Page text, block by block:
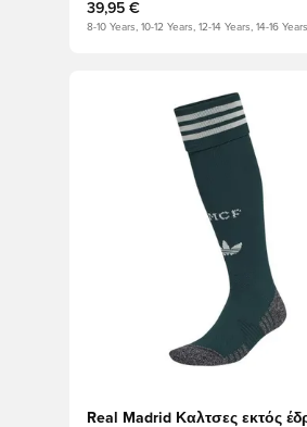
39,95 €
8-10 Years, 10-12 Years, 12-14 Years, 14-16 Years
Ανοίγει ένα Modal για να
Real Madrid Καλτσες εκτός